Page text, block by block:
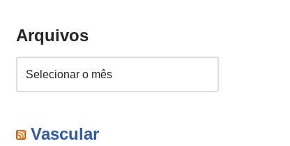
Arquivos
Vascular